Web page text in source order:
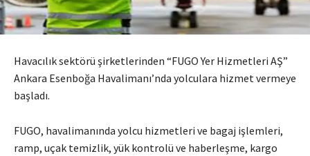
Havacılık sektörü şirketlerinden “FUGO Yer Hizmetleri AŞ”
Ankara Esenboğa Havalimanı’nda yolculara hizmet vermeye
başladı.
FUGO, havalimanında yolcu hizmetleri ve bagaj işlemleri,
ramp, uçak temizlik, yük kontrolü ve haberleşme, kargo